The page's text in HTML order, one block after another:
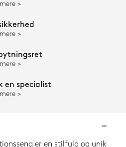
en specialist
er en stilfuld og unik